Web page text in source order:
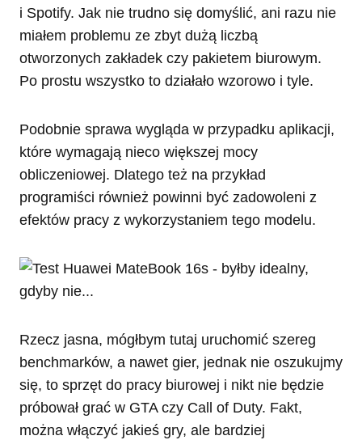
i Spotify. Jak nie trudno się domyślić, ani razu nie
miałem problemu ze zbyt dużą liczbą
otworzonych zakładek czy pakietem biurowym.
Po prostu wszystko to działało wzorowo i tyle.
Podobnie sprawa wygląda w przypadku aplikacji,
które wymagają nieco większej mocy
obliczeniowej. Dlatego też na przykład
programiści również powinni być zadowoleni z
efektów pracy z wykorzystaniem tego modelu.
Rzecz jasna, mógłbym tutaj uruchomić szereg
benchmarków, a nawet gier, jednak nie oszukujmy
się, to sprzęt do pracy biurowej i nikt nie będzie
próbował grać w GTA czy Call of Duty. Fakt,
można włączyć jakieś gry, ale bardziej